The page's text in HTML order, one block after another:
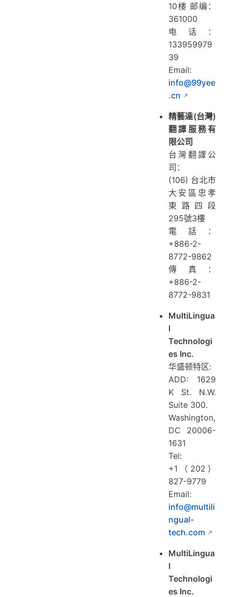
10楼 邮编：
361000
电话：
133959979
39
Email:
info@99yee
.cn
精藝達(台灣)
翻譯服務有
限公司
台灣翻譯公
司：
(106) 台北市
大安區忠孝
東路四段
295號3樓
電話：
+886-2-
8772-9862
傳真：
+886-2-
8772-9831
MultiLingua
l
Technologi
es Inc.
华盛顿特区:
ADD: 1629
K St. N.W.
Suite 300.
Washington,
DC 20006-
1631
Tel:
+1（202）
827-9779
Email:
info@multili
ngual-
tech.com
MultiLingua
l
Technologi
es Inc.